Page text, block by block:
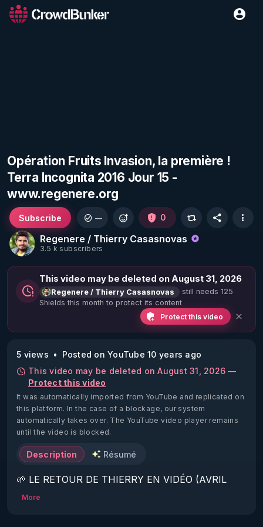
Opération Fruits Invasion, la première !
Terra Incognita 2016 Jour 15 -
www.regenere.org
Regenere / Thierry Casasnovas
3.5 k subscribers
Subscribe — 0
This video may be deleted on August 31, 2026
Regenere / Thierry Casasnovas
still needs 125
Shields this month to protect its content
Protect this video
5 views
Posted on YouTube 10 years ago
This video may be deleted on August 31, 2026 —
Protect this video
It was automatically imported from YouTube and replicated on
this platform. In the case of a blockage, our system
automatically takes over. The YouTube video player remains
until the video is blocked.
Description Résumé
🌱 LE RETOUR DE THIERRY EN VIDÉO (AVRIL
2022)!
More